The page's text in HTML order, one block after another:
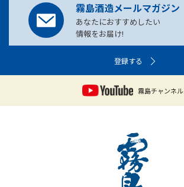
霧島酒造メールマガジン
あなたにおすすめしたい
情報をお届け!
登録する
霧島チャンネル